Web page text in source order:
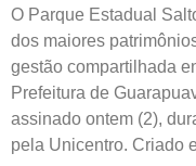
O Parque Estadual
dos maiores
gestão compartilhada
Prefeitura de
assinado ontem (2),
pela Unicentro. Criado